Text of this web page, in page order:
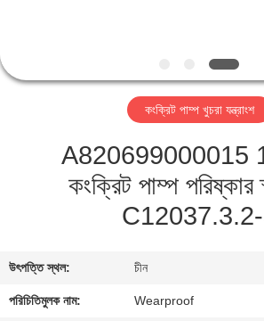
যোগাযোগ
উদ্ধৃতির
সাইট
ম্যাপ
কংক্রিট পাম্প খুচরা যন্ত্রাংশ
A820699000015
কংক্রিট পাম্প পরিষ্কার
উৎপত্তি স্থল: চীন
পরিচিতিমুলক নাম: Wearproof